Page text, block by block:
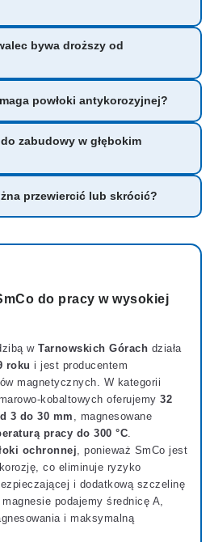
bywa droższy od
powłoki antykorozyjnej?
zabudowy w głębokim
przewiercić lub skrócić?
do pracy w wysokiej
w Tarnowskich Górach działa
roku i jest producentem
magnetycznych. W kategorii
kobaltowych oferujemy 32
3 do 30 mm , magnesowane
pracy do 300 °C.
ochronnej, ponieważ SmCo jest
co eliminuje ryzyko
i dodatkową szczelinę
podajemy średnicę A,
i maksymalną